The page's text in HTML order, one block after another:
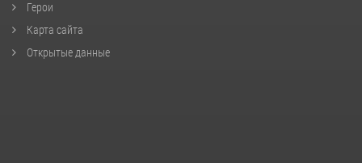
Герои
Карта сайта
Открытые данные